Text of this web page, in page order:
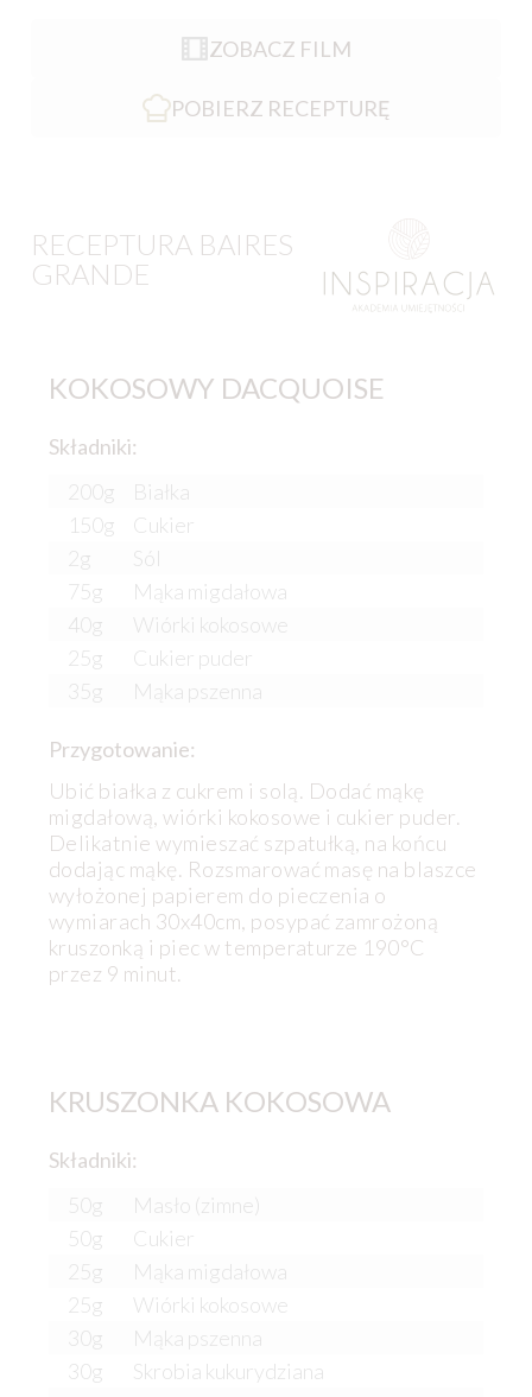
ZOBACZ FILM
POBIERZ RECEPTURĘ
RECEPTURA BAIRES
GRANDE
KOKOSOWY DACQUOISE
Składniki:
200g
Białka
150g
Cukier
2g
Sól
75g
Mąka migdałowa
40g
Wiórki kokosowe
25g
Cukier puder
35g
Mąka pszenna
Przygotowanie:
Ubić białka z cukrem i solą. Dodać mąkę
migdałową, wiórki kokosowe i cukier puder.
Delikatnie wymieszać szpatułką, na końcu
dodając mąkę. Rozsmarować masę na blaszce
wyłożonej papierem do pieczenia o
wymiarach 30x40cm, posypać zamrożoną
kruszonką i piec w temperaturze 190°C
przez 9 minut.
KRUSZONKA KOKOSOWA
Składniki:
50g
Masło (zimne)
50g
Cukier
25g
Mąka migdałowa
25g
Wiórki kokosowe
30g
Mąka pszenna
30g
Skrobia kukurydziana